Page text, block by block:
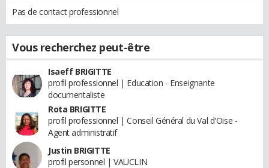
Pas de contact professionnel
Vous recherchez peut-être
Isaeff BRIGITTE
profil professionnel | Education - Enseignante
documentaliste
Rota BRIGITTE
profil professionnel | Conseil Général du Val d'Oise -
Agent administratif
Justin BRIGITTE
profil personnel | VAUCLIN